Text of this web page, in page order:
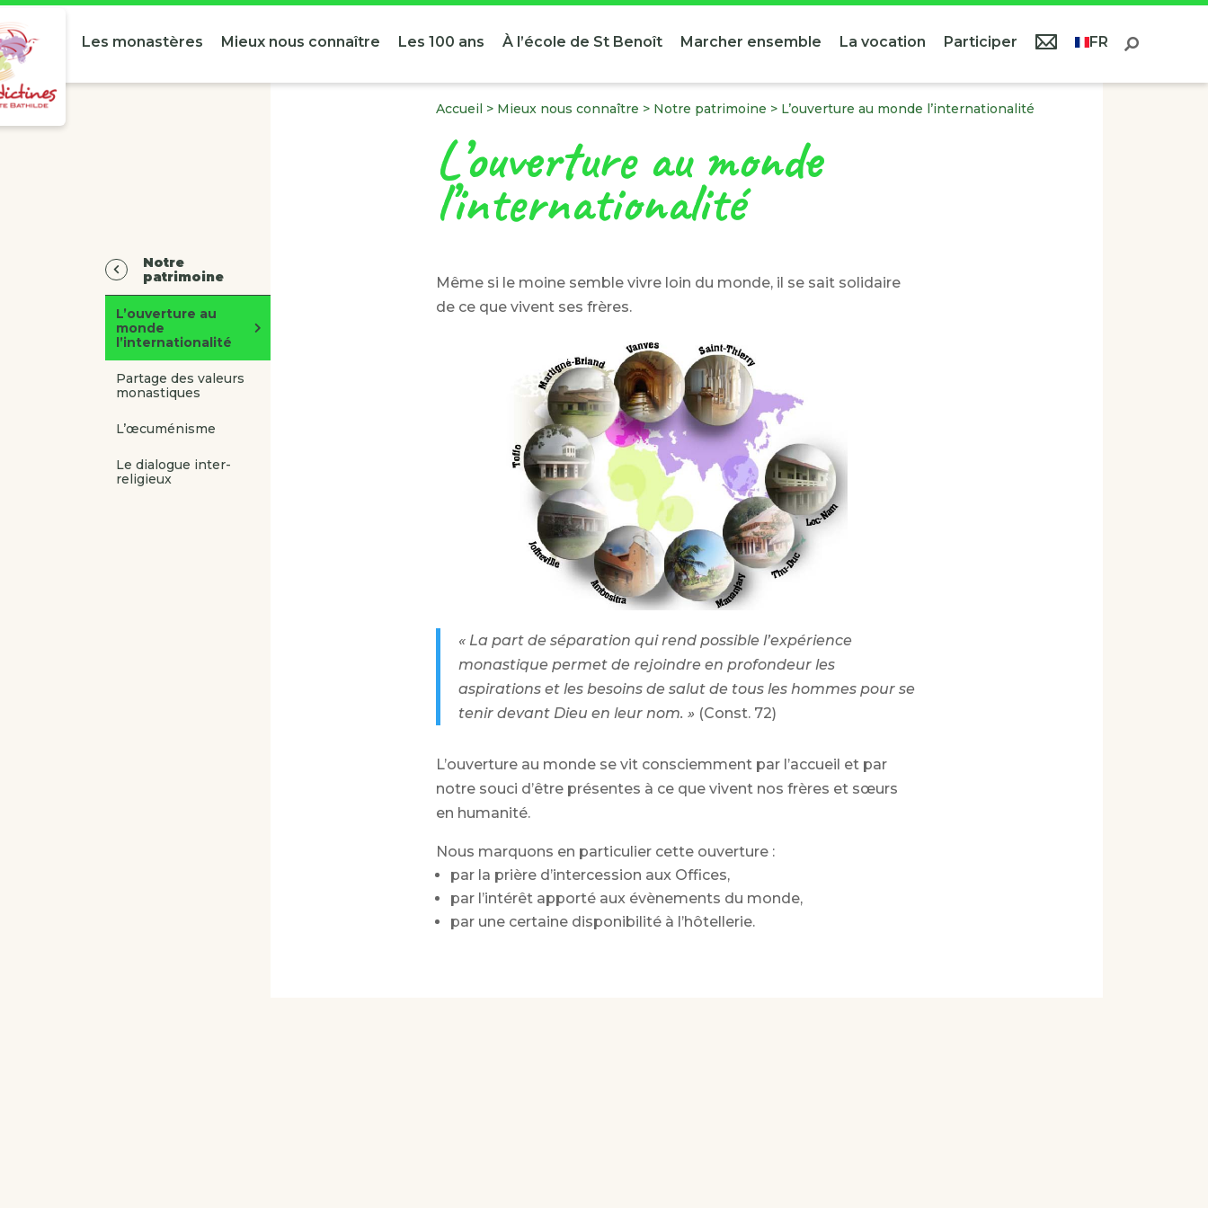
Les monastères Mieux nous connaître Les 100 ans À l’école de St Benoît Marcher ensemble La vocation Participer FR
Notre
patrimoine
L’ouverture au
monde
l’internationalité
Partage des valeurs
monastiques
L’œcuménisme
Le dialogue inter-
religieux
Accueil > Mieux nous connaître > Notre patrimoine > L’ouverture au monde l’internationalité
L’ouverture au monde
l’internationalité
Même si le moine semble vivre loin du monde, il se sait solidaire
de ce que vivent ses frères.
« La part de séparation qui rend possible l’expérience
monastique permet de rejoindre en profondeur les
aspirations et les besoins de salut de tous les hommes pour se
tenir devant Dieu en leur nom. » (Const. 72)
L’ouverture au monde se vit consciemment par l’accueil et par
notre souci d’être présentes à ce que vivent nos frères et sœurs
en humanité.
Nous marquons en particulier cette ouverture :
par la prière d’intercession aux Offices,
par l’intérêt apporté aux évènements du monde,
par une certaine disponibilité à l’hôtellerie.